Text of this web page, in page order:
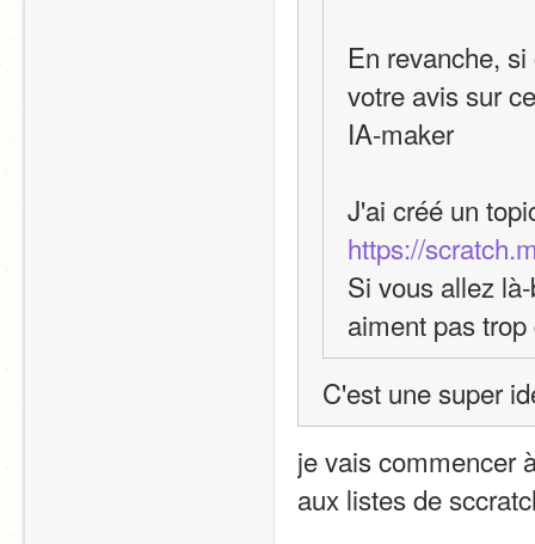
En revanche,
votre avis sur
IA-maker
J'ai créé un
https://
Si vous allez
aiment pas
C'est une super
je vais commencer
aux listes de